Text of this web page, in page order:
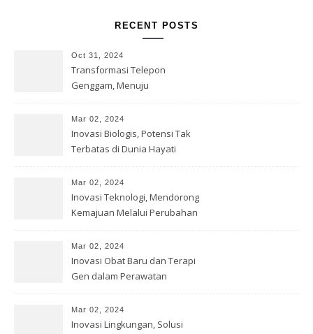
RECENT POSTS
Oct 31, 2024
Transformasi Telepon
Genggam, Menuju
Mar 02, 2024
Inovasi Biologis, Potensi Tak
Terbatas di Dunia Hayati
Mar 02, 2024
Inovasi Teknologi, Mendorong
Kemajuan Melalui Perubahan
Mar 02, 2024
Inovasi Obat Baru dan Terapi
Gen dalam Perawatan
Mar 02, 2024
Inovasi Lingkungan, Solusi